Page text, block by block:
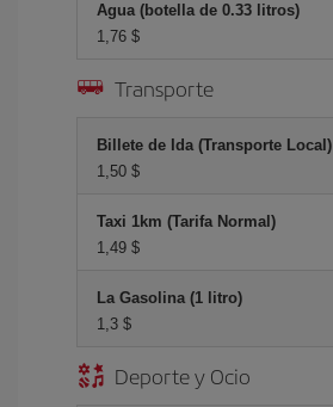
Agua (botella de 0.33 litros)
1,76 $
Transporte
Billete de Ida (Transporte Local)
1,50 $
Taxi 1km (Tarifa Normal)
1,49 $
La Gasolina (1 litro)
1,3 $
Deporte y Ocio